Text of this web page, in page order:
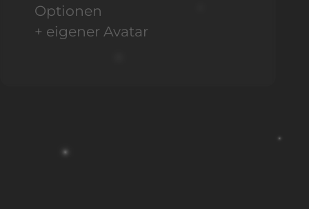
Optionen
+ eigener Avatar